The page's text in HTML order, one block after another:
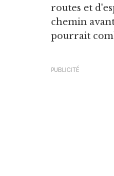
routes et
chemin
pourrait
PUBLICITÉ